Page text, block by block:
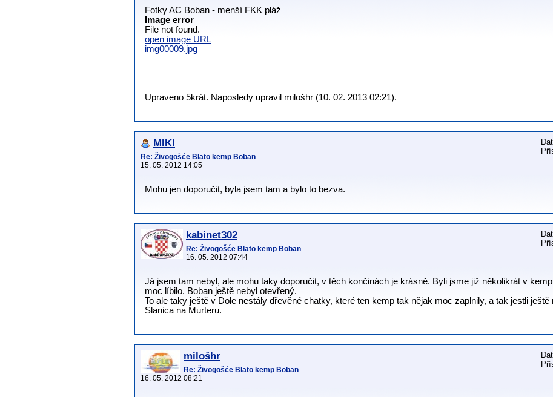
Fotky AC Boban - menší FKK pláž
Image error
File not found.
open image URL
img00009.jpg
Upraveno 5krát. Naposledy upravil milošhr (10. 02. 2013 02:21).
MIKI
Re: Živogošće Blato kemp Boban
15. 05. 2012 14:05
Mohu jen doporučit, byla jsem tam a bylo to bezva.
kabinet302
Re: Živogošće Blato kemp Boban
16. 05. 2012 07:44
Já jsem tam nebyl, ale mohu taky doporučit, v těch končinách je krásně. Byli jsme již několikrát v
moc líbilo. Boban ještě nebyl otevřený.
To ale taky ještě v Dole nestály dřevěné chatky, které ten kemp tak nějak moc zaplnily, a tak jestli
Slanica na Murteru.
milošhr
Re: Živogošće Blato kemp Boban
16. 05. 2012 08:21